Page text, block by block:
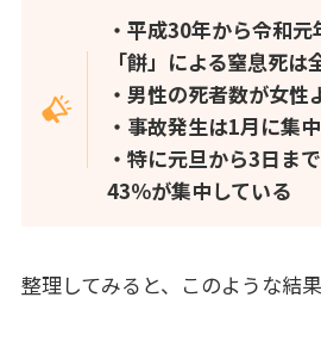
・平成30年から令和
「餅」による窒息死は
・男性の死者数が女性
・事故発生は1月に集
・特に元旦から3日ま
43％が集中している
整理してみると、このような結